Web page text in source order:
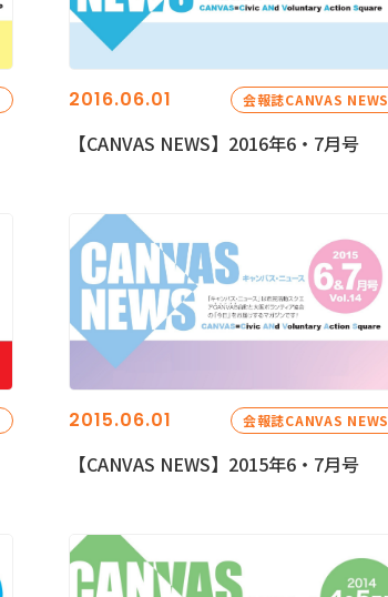
2016.06.01 会報誌CANVAS NEWS
【CANVAS NEWS】2016年6・7月号
2015.06.01 会報誌CANVAS NEWS
【CANVAS NEWS】2015年6・7月号